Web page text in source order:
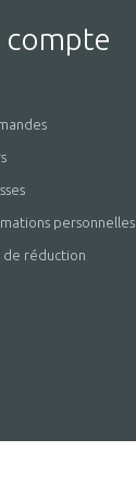
compte
personnelles
de réduction